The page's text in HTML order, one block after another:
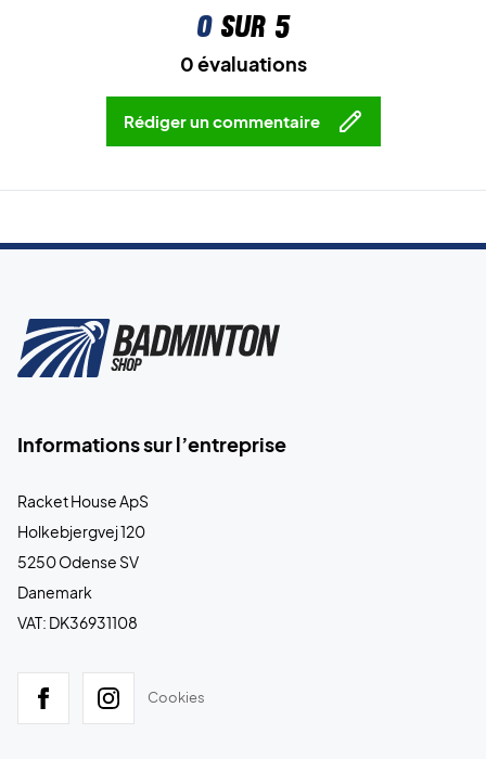
0sur 5
0 évaluations
Rédiger un commentaire
Informations sur l’entreprise
Racket House ApS
Holkebjergvej 120
5250 Odense SV
Danemark
VAT: DK36931108
Cookies